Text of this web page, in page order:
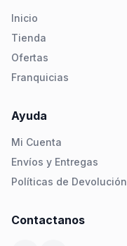
Inicio
Tienda
Ofertas
Franquicias
Ayuda
Mi Cuenta
Envíos y Entregas
Políticas de Devolución
Contactanos